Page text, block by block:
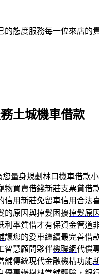
態度服務每一位來店的
土城機車借款
量身規劃 林口機車借款
物買賣借錢新莊支票貸借
信用新莊免留車信用合法
的原因與掉髮困擾掉髮原因
利率質借才有保資金管道
讓您的愛車繼續最完善借
智慧顧問夥伴機聯網代償
舖傳統現代金融機構功能